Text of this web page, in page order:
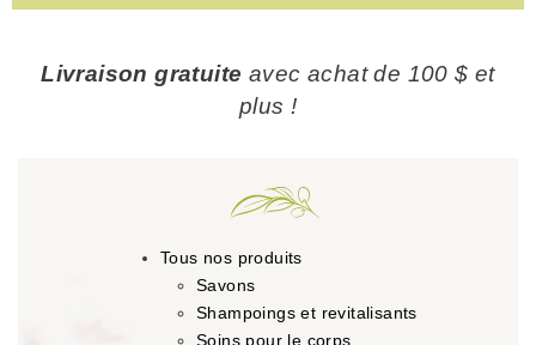
Livraison gratuite avec achat de 100 $ et
plus !
Tous nos produits
Savons
Shampoings et revitalisants
Soins pour le corps